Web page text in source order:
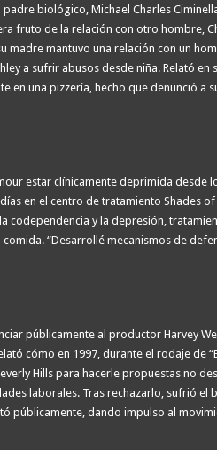
biológico, Michael Charles
fruto de la relación con otro hombre,
madre mantuvo una relación con un
a sufrir abusos desde niña. Relató en
en una pizzería, hecho que denunció a
estar clínicamente deprimida desde
en el centro de tratamiento Shades of
codependencia y la depresión,
“Desarrollé mecanismos de
públicamente al productor Harvey
cómo en 1997, durante el rodaje de
Hills para hacerle propuestas no
laborales. Tras rechazarlo, sufrió el
públicamente, dando impulso al